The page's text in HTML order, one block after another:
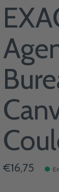
€16,75